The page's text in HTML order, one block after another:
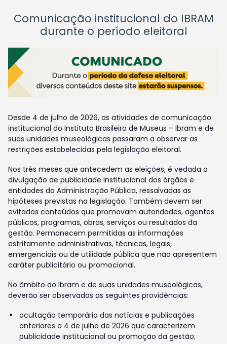
Comunicação institucional do IBRAM
durante o período eleitoral
Desde 4 de julho de 2026, as atividades de comunicação
institucional do Instituto Brasileiro de Museus – Ibram e de
suas unidades museológicas passaram a observar as
restrições estabelecidas pela legislação eleitoral.
Nos três meses que antecedem as eleições, é vedada a
divulgação de publicidade institucional dos órgãos e
entidades da Administração Pública, ressalvadas as
hipóteses previstas na legislação. Também devem ser
evitados conteúdos que promovam autoridades, agentes
públicos, programas, obras, serviços ou resultados da
gestão. Permanecem permitidas as informações
estritamente administrativas, técnicas, legais,
emergenciais ou de utilidade pública que não apresentem
caráter publicitário ou promocional.
No âmbito do Ibram e de suas unidades museológicas,
deverão ser observadas as seguintes providências:
ocultação temporária das notícias e publicações
anteriores a 4 de julho de 2026 que caracterizem
publicidade institucional ou promoção da gestão;